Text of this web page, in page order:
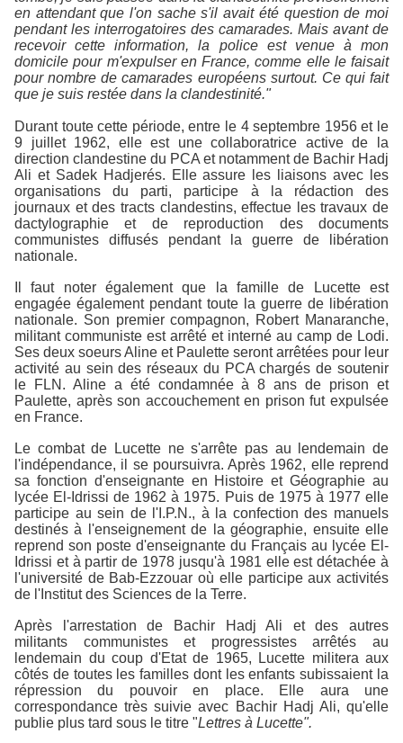
en attendant que l'on sache s'il avait été question de moi
pendant les interrogatoires des camarades. Mais avant de
recevoir cette information, la police est venue à mon
domicile pour m'expulser en France, comme elle le faisait
pour nombre de camarades européens surtout. Ce qui fait
que je suis restée dans la clandestinité."
Durant toute cette période, entre le 4 septembre 1956 et le
9 juillet 1962, elle est une collaboratrice active de la
direction clandestine du PCA et notamment de Bachir Hadj
Ali et Sadek Hadjerés. Elle assure les liaisons avec les
organisations du parti, participe à la rédaction des
journaux et des tracts clandestins, effectue les travaux de
dactylographie et de reproduction des documents
communistes diffusés pendant la guerre de libération
nationale.
Il faut noter également que la famille de Lucette est
engagée également pendant toute la guerre de libération
nationale. Son premier compagnon, Robert Manaranche,
militant communiste est arrêté et interné au camp de Lodi.
Ses deux soeurs Aline et Paulette seront arrêtées pour leur
activité au sein des réseaux du PCA chargés de soutenir
le FLN. Aline a été condamnée à 8 ans de prison et
Paulette, après son accouchement en prison fut expulsée
en France.
Le combat de Lucette ne s'arrête pas au lendemain de
l'indépendance, il se poursuivra. Après 1962, elle reprend
sa fonction d'enseignante en Histoire et Géographie au
lycée El-Idrissi de 1962 à 1975. Puis de 1975 à 1977 elle
participe au sein de l'I.P.N., à la confection des manuels
destinés à l'enseignement de la géographie, ensuite elle
reprend son poste d'enseignante du Français au lycée El-
Idrissi et à partir de 1978 jusqu'à 1981 elle est détachée à
l'université de Bab-Ezzouar où elle participe aux activités
de l'Institut des Sciences de la Terre.
Après l'arrestation de Bachir Hadj Ali et des autres
militants communistes et progressistes arrêtés au
lendemain du coup d'Etat de 1965, Lucette militera aux
côtés de toutes les familles dont les enfants subissaient la
répression du pouvoir en place. Elle aura une
correspondance très suivie avec Bachir Hadj Ali, qu'elle
publie plus tard sous le titre "Lettres à Lucette".